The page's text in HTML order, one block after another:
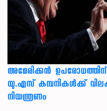
അമേരിക്കൻ ഉപരോധത്തിന്
യു.എസ് കമ്പനികൾക്ക്
നിയന്ത്രണം